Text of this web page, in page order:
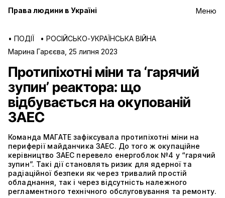
Меню
Права людини в Україні
• ПОДІЇ • РОСІЙСЬКО-УКРАЇНСЬКА ВІЙНА
Марина Гарєєва 25 липня 2023
Протипіхотні міни та ‘гарячий
зупин’ реактора: що
відбувається на окупованій
ЗАЕС
Команда МАГАТЕ зафіксувала протипіхотні міни на
периферії майданчика ЗАЕС. До того ж окупаційне
керівництво ЗАЕС перевело енергоблок №4 у “гарячий
зупин”. Такі дії становлять ризик для ядерної та
радіаційної безпеки як через тривалий простій
обладнання, так і через відсутність належного
регламентного технічного обслуговування та ремонту.